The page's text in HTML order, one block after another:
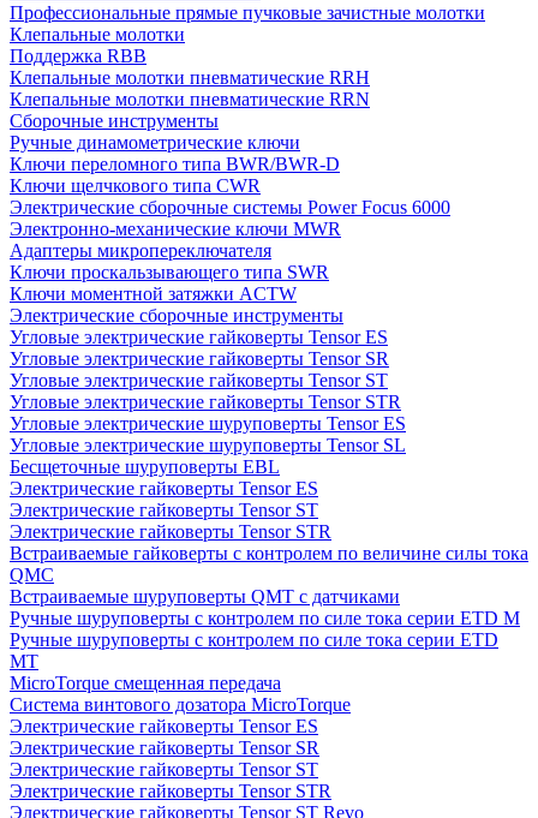
Профессиональные прямые пучковые зачистные молотки
Клепальные молотки
Поддержка RBB
Клепальные молотки пневматические RRH
Клепальные молотки пневматические RRN
Сборочные инструменты
Ручные динамометрические ключи
Ключи переломного типа BWR/BWR-D
Ключи щелчкового типа CWR
Электрические сборочные системы Power Focus 6000
Электронно-механические ключи MWR
Адаптеры микропереключателя
Ключи проскальзывающего типа SWR
Ключи моментной затяжки ACTW
Электрические сборочные инструменты
Угловые электрические гайковерты Tensor ES
Угловые электрические гайковерты Tensor SR
Угловые электрические гайковерты Tensor ST
Угловые электрические гайковерты Tensor STR
Угловые электрические шуруповерты Tensor ES
Угловые электрические шуруповерты Tensor SL
Бесщеточные шуруповерты EBL
Электрические гайковерты Tensor ES
Электрические гайковерты Tensor ST
Электрические гайковерты Tensor STR
Встраиваемые гайковерты с контролем по величине силы тока
QMC
Встраиваемые шуруповерты QMT с датчиками
Ручные шуруповерты с контролем по силе тока серии ETD M
Ручные шуруповерты с контролем по силе тока серии ETD
MT
MicroTorque смещенная передача
Система винтового дозатора MicroTorque
Электрические гайковерты Tensor ES
Электрические гайковерты Tensor SR
Электрические гайковерты Tensor ST
Электрические гайковерты Tensor STR
Электрические гайковерты Tensor ST Revo